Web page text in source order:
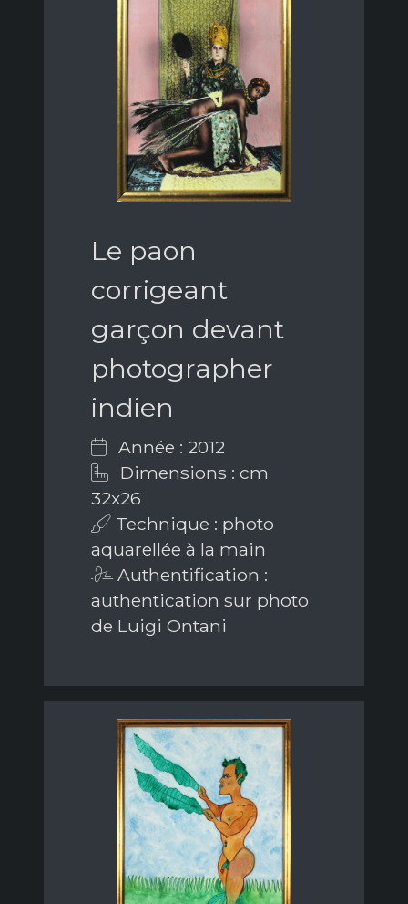
Le paon
corrigeant
garçon devant
photographer
indien
Année : 2012
Dimensions : cm
32x26
Technique : photo
aquarellée à la main
Authentification :
authentication sur photo
de Luigi Ontani